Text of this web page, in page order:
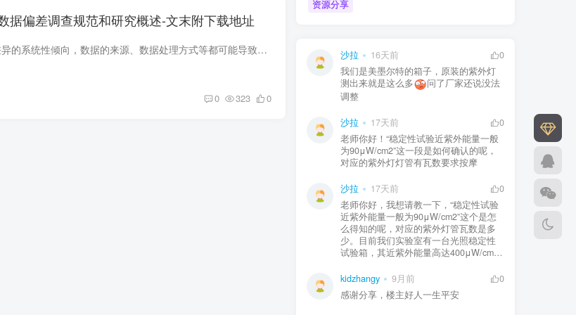
据偏差调查规范和研究概述-文末附下载地址
偏差是指使结果与事实之间存在差异的系统性倾向，数据的来源、数据处理方式等都可能导致偏差。微生物数据偏差（Microbial Data Deviation，MDD）于 2001 年由美国食品药品管理局（Food and ...
0 323 0
资源分享
沙拉 16天前
0
我们是美墨尔特的箱子，原装的紫外灯
测出来就是这么多
问了厂家还说没法
调整
沙拉 17天前
0
老师你好！“稳定性试验近紫外能量一般
为90μW/cm2”这一段是如何确认的呢，
对应的紫外灯灯管有瓦数要求按摩
沙拉 17天前
0
老师你好，我想请教一下，“稳定性试验
近紫外能量一般为90μW/cm2”这个是怎
么得知的呢，对应的紫外灯管瓦数是多
少。目前我们实验室有一台光照稳定性
试验箱，其近紫外能量高达400μW/cm2
kidzhangy 9月前
0
感谢分享，楼主好人一生平安